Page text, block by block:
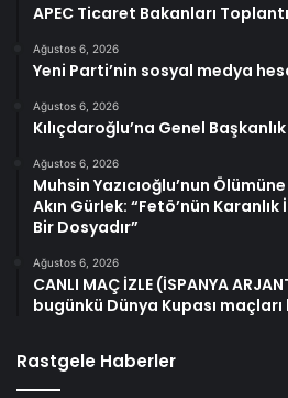
APEC Ticaret Bakanları
Ağustos 6, 2026
Yeni Parti’nin sosyal medya
Ağustos 6, 2026
Kılıçdaroğlu’na Genel
Ağustos 6, 2026
Muhsin Yazıcıoğlu’nun
Akın Gürlek: “Fetö’nün Karanlık
Bir Dosyadır”
Ağustos 6, 2026
CANLI MAÇ İZLE (İSPANYA
bugünkü Dünya Kupası
Rastgele Haberler